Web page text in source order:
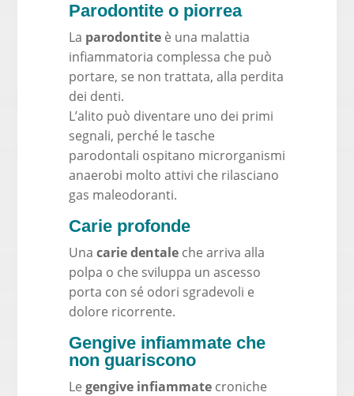
Parodontite o piorrea
La parodontiteè una malattia
infiammatoria complessa che può
portare, se non trattata, alla perdita
dei denti.
L’alito può diventare uno dei primi
segnali, perché le tasche
parodontali ospitano microrganismi
anaerobi molto attivi che rilasciano
gas maleodoranti.
Carie profonde
Una carie dentaleche arriva alla
polpa o che sviluppa un ascesso
porta con sé odori sgradevoli e
dolore ricorrente.
Gengive infiammate che
non guariscono
Le gengive infiammatecroniche